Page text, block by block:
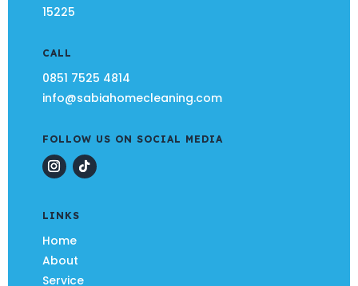
15225
CALL
0851 7525 4814
info@sabiahomecleaning.com
FOLLOW US ON SOCIAL MEDIA
LINKS
Home
About
Service